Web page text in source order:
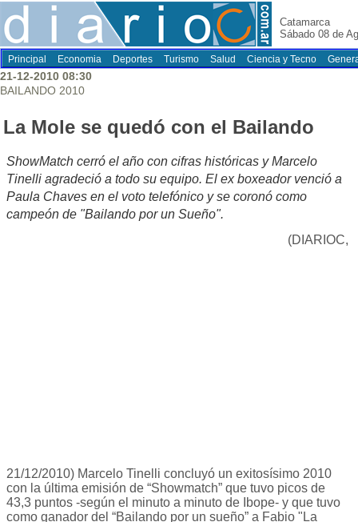
Catamarca
Sábado 08 de
Principal Economia Deportes Turismo Salud Ciencia y Tecno
21-12-2010 08:30
BAILANDO 2010
La Mole se quedó con el Bailando
ShowMatch cerró el año con cifras históricas y Marcelo
Tinelli agradeció a todo su equipo. El ex boxeador venció a
Paula Chaves en el voto telefónico y se coronó como
campeón de "Bailando por un Sueño".
(DIARIOC,
21/12/2010) Marcelo Tinelli concluyó un exitosísimo 2010
con la última emisión de “Showmatch” que tuvo picos de
43,3 puntos -según el minuto a minuto de Ibope- y que tuvo
como ganador del “Bailando por un sueño” a Fabio "La